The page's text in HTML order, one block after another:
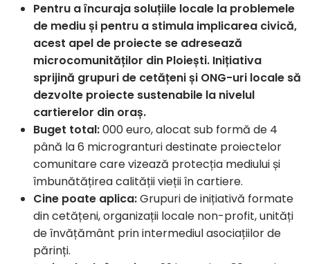
Pentru a încuraja soluțiile locale la problemele
de mediu și pentru a stimula implicarea civică,
acest apel de proiecte se adresează
microcomunităților din Ploiești. Inițiativa
sprijină grupuri de cetățeni și ONG-uri locale să
dezvolte proiecte sustenabile la nivelul
cartierelor din oraș.
Buget total:000 euro, alocat sub formă de 4
până la 6 microgranturi destinate proiectelor
comunitare care vizează protecția mediului și
îmbunătățirea calității vieții în cartiere.
Cine poate aplica:Grupuri de inițiativă formate
din cetățeni, organizații locale non-profit, unități
de învățământ prin intermediul asociațiilor de
părinți.